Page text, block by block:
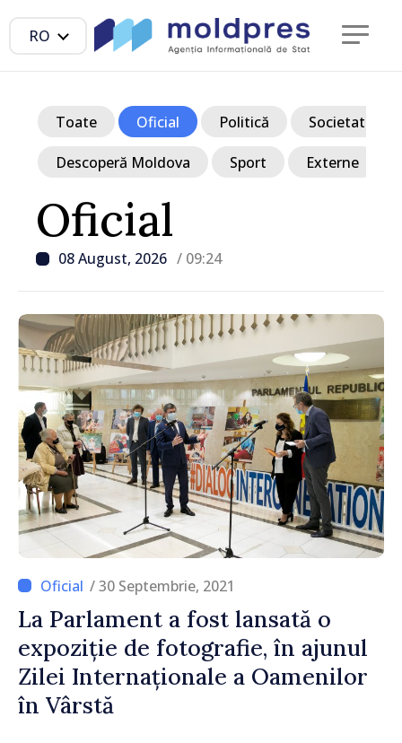
RO
Oficial
08 August, 2026 / 09:24
Toate Oficial Politică Societate
Descoperă Moldova Sport Externe
/ 30 Septembrie, 2021
La Parlament a fost lansată o
expoziție de fotografie, în ajunul
Zilei Internaționale a Oamenilor
în Vârstă